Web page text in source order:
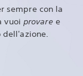
sempre con la
vuoi provaree
dell'azione.